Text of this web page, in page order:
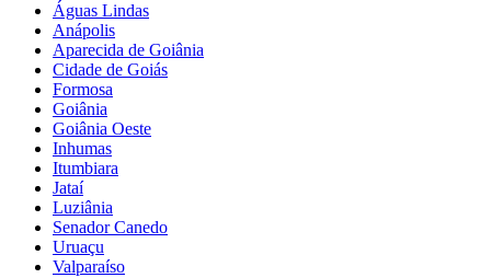
Águas Lindas
Anápolis
Aparecida de Goiânia
Cidade de Goiás
Formosa
Goiânia
Goiânia Oeste
Inhumas
Itumbiara
Jataí
Luziânia
Senador Canedo
Uruaçu
Valparaíso